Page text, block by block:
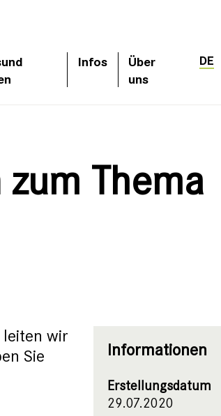
Infos
Über
uns
DE
Thema
leiten wir
Sie
Informationen
Erstellungsdatum
29.07.2020